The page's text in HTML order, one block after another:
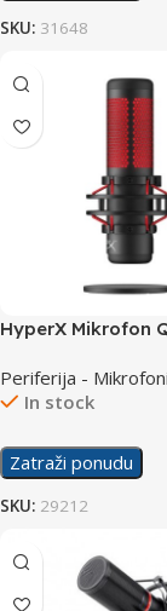
SKU: 31648
HyperX Mikrofon
Periferija - Mikrofoni
In stock
Zatraži ponudu
SKU: 29212